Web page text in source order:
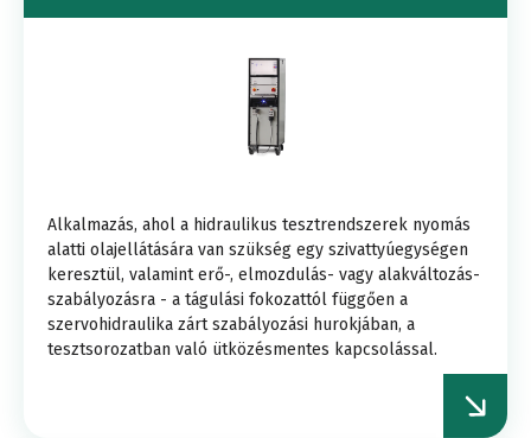
Alkalmazás, ahol a hidraulikus tesztrendszerek nyomás
alatti olajellátására van szükség egy szivattyúegységen
keresztül, valamint erő-, elmozdulás- vagy alakváltozás-
szabályozásra - a tágulási fokozattól függően a
szervohidraulika zárt szabályozási hurokjában, a
tesztsorozatban való ütközésmentes kapcsolással.